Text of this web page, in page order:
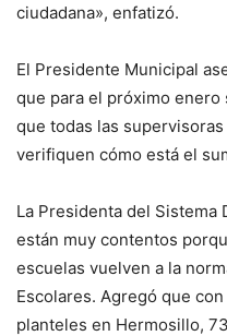
ciudadana», enfatizó.
El Presidente Municipal
que para el próximo
que todas las
verifiquen cómo está el
La Presidenta del Sistema
están muy contentos
escuelas vuelven a la
Escolares. Agregó que
planteles en Hermosillo,